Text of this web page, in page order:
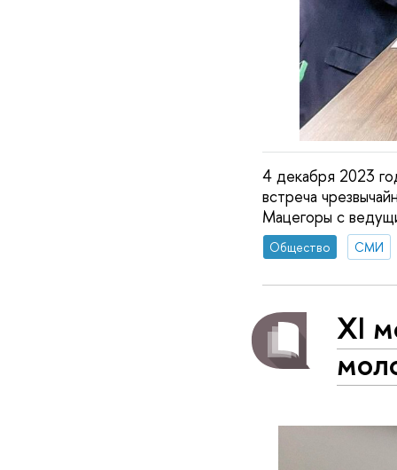
4 декабря 2023
встреча
Мацегоры с
Общество СМИ
XI